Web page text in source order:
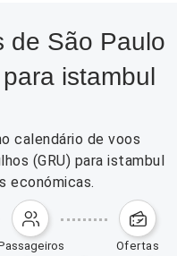
de São Paulo
istambul
calendário de voos
(GRU) para istambul
económicas.
passageiros ofertas